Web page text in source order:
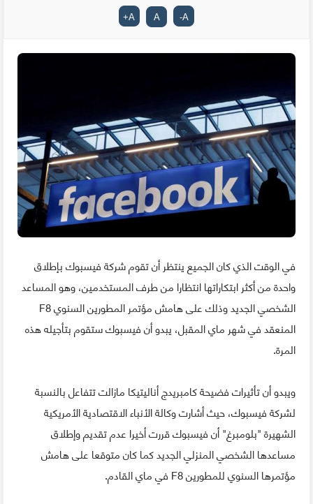
A
-
A
A
+
في الوقت الذي كان الجميع ينتظر أن تقوم شركة فيسبوك بإطلاق
واحدة من أكثر ابتكاراتها انتظارا من طرف المستخدمين، وهو المساعد
الشخصي الجديد وذلك على هامش مؤتمر المطورين السنوي F8
المنعقد في شهر ماي المقبل، يبدو أن فيسبوك ستقوم بتأجيله هذه
المرة.
ويبدو أن تأثيرات فضيحة كامبريدج أناليتيكا مازالت تتفاعل بالنسبة
لشركة فيسبوك، حيث أشارت وكالة الأنباء الاقتصادية الأمريكية
الشهيرة "بلومبرغ" أن فيسبوك قررت أخيرا عدم تقديم وإطلاق
مساعدها الشخصي المنزلي الجديد كما كان متوقعا على هامش
مؤتمرها السنوي للمطورين F8 في ماي القادم.